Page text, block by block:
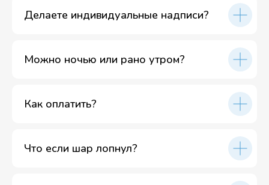
Делаете индивидуальные надписи?
Можно ночью или рано утром?
Как оплатить?
Что если шар лопнул?